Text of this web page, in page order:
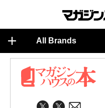
All Brands